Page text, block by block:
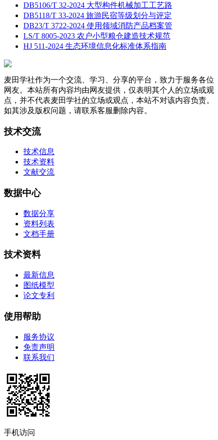
DB5106/T 32-2024 大型构件机械加工工艺路
DB5118/T 33-2024 旅游民宿等级划分与评定
DB23/T 3722-2024 使用领域消防产品档案管
LS/T 8005-2023 农户小型粮仓建造技术规范
HJ 511-2024 生态环境信息化标准体系指南
麦田学社作为一个交流、学习、分享的平台，致力于服务各位
网友。本站所有内容均由网友提供，仅表明其个人的立场或观
点，并不代表麦田学社的立场或观点，本站不对该内容负责。
如其涉及版权问题，请联系客服删除内容。
技术交流
技术信息
技术资料
文献交流
数据中心
数据分享
资料列表
文档手册
技术资料
最新信息
图纸模型
论文专利
使用帮助
服务协议
免责声明
联系我们
手机访问